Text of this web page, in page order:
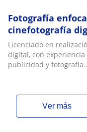
Fotografía
cinefotografía
Licenciado en
digital, con
publicidad y
ver más